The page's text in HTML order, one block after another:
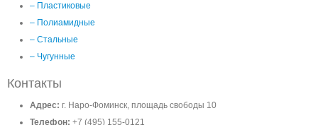
– Пластиковые
– Полиамидные
– Стальные
– Чугунные
Контакты
Адрес: г. Наро-Фоминск, площадь свободы 10
Телефон: +7 (495) 155-0121